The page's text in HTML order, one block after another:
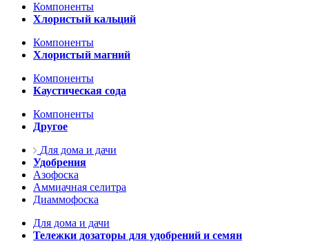
Компоненты
Хлористый кальций
Компоненты
Хлористый магний
Компоненты
Каустическая сода
Компоненты
Другое
Для дома и дачи
Удобрения
Азофоска
Аммиачная селитра
Диаммофоска
Для дома и дачи
Тележки дозаторы для удобрений и семян